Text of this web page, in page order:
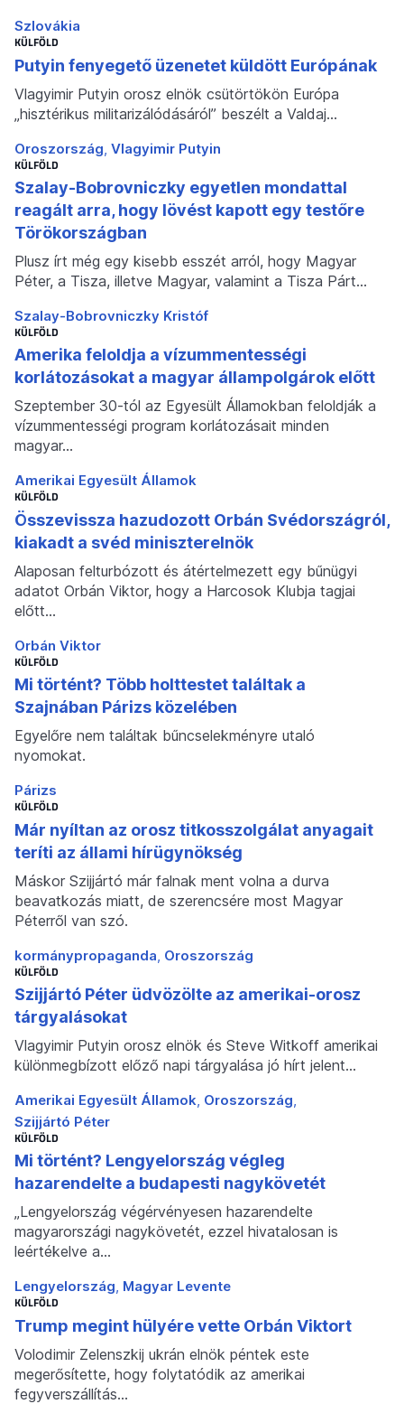
Szlovákia
KÜLFÖLD
Putyin fenyegető üzenetet küldött Európának
Vlagyimir Putyin orosz elnök csütörtökön Európa
„hisztérikus militarizálódásáról” beszélt a Valdaj…
Oroszország Vlagyimir Putyin
KÜLFÖLD
Szalay-Bobrovniczky egyetlen mondattal
reagált arra, hogy lövést kapott egy testőre
Törökországban
Plusz írt még egy kisebb esszét arról, hogy Magyar
Péter, a Tisza, illetve Magyar, valamint a Tisza Párt…
Szalay-Bobrovniczky Kristóf
KÜLFÖLD
Amerika feloldja a vízummentességi
korlátozásokat a magyar állampolgárok előtt
Szeptember 30-tól az Egyesült Államokban feloldják a
vízummentességi program korlátozásait minden
magyar…
Amerikai Egyesült Államok
KÜLFÖLD
Összevissza hazudozott Orbán Svédországról,
kiakadt a svéd miniszterelnök
Alaposan felturbózott és átértelmezett egy bűnügyi
adatot Orbán Viktor, hogy a Harcosok Klubja tagjai
előtt…
Orbán Viktor
KÜLFÖLD
Mi történt? Több holttestet találtak a
Szajnában Párizs közelében
Egyelőre nem találtak bűncselekményre utaló
nyomokat.
Párizs
KÜLFÖLD
Már nyíltan az orosz titkosszolgálat anyagait
teríti az állami hírügynökség
Máskor Szijjártó már falnak ment volna a durva
beavatkozás miatt, de szerencsére most Magyar
Péterről van szó.
kormánypropaganda Oroszország
KÜLFÖLD
Szijjártó Péter üdvözölte az amerikai-orosz
tárgyalásokat
Vlagyimir Putyin orosz elnök és Steve Witkoff amerikai
különmegbízott előző napi tárgyalása jó hírt jelent…
Amerikai Egyesült Államok Oroszország
Szijjártó Péter
KÜLFÖLD
Mi történt? Lengyelország végleg
hazarendelte a budapesti nagykövetét
„Lengyelország végérvényesen hazarendelte
magyarországi nagykövetét, ezzel hivatalosan is
leértékelve a…
Lengyelország Magyar Levente
KÜLFÖLD
Trump megint hülyére vette Orbán Viktort
Volodimir Zelenszkij ukrán elnök péntek este
megerősítette, hogy folytatódik az amerikai
fegyverszállítás…